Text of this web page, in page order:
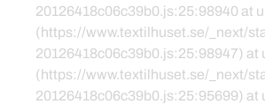
20126418c06c39b0.js:25:98940 at
(https://www.textilhuset.se/_next/
20126418c06c39b0.js:25:98947) at
(https://www.textilhuset.se/_next/
20126418c06c39b0.js:25:95699) at